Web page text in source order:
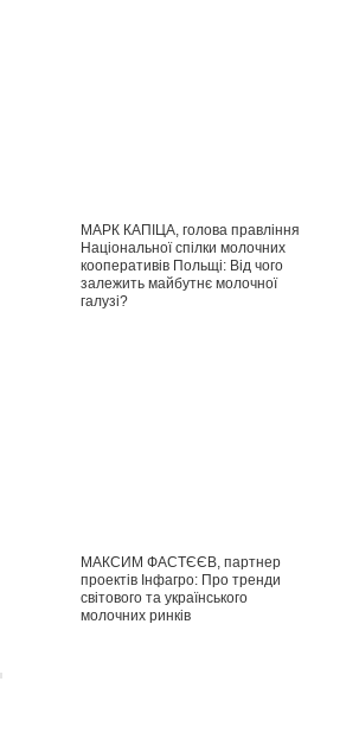
МАРК КАПІЦА, голова правління
Національної спілки молочних
кооперативів Польщі: Від чого
залежить майбутнє молочної
галузі?
МАКСИМ ФАСТЄЄВ, партнер
проектів Інфагро: Про тренди
світового та українського
молочних ринків